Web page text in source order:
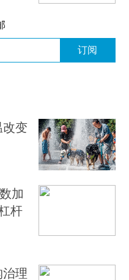
订阅
改变
加
杆
理